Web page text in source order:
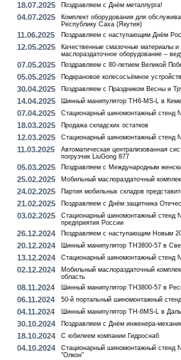
18.07.2025 Поздравляем с Днём металлурга!
04.07.2025
Комплект оборудования для
Республику Саха (Якутия)
11.06.2025 Поздравляем с наступающим Днём
12.05.2025
Качественные смазочные материалы и
маслораздаточное оборудование –
07.05.2025 Поздравляем с 80-летием Великой
05.05.2025 Подкрановое колесосъёмное
30.04.2025 Поздравляем с Праздником Весны и
14.04.2025 Шинный манипулятор TH6-MS-L в
07.04.2025 Стационарный шиномонтажный стенд
18.03.2025 Продажа складских остатков
12.03.2025 Стационарный шиномонтажный стенд
11.03.2025
Автоматическая централизованная
погрузчик LiuGong 877
05.03.2025 Поздравляем с Международным
25.02.2025 Мобильный маслораздаточный
24.02.2025 Партия мобильных складов
21.02.2025 Поздравляем с Днём защитника
03.02.2025
Стационарный шиномонтажный стенд
предприятия России
26.12.2024 Поздравляем с наступающим Новым
20.12.2024 Шинный манипулятор TH3800-57 в
13.12.2024 Стационарный шиномонтажный стенд
02.12.2024
Мобильный маслораздаточный
область
08.11.2024 Шинный манипулятор TH3800-57 в
06.11.2024 50-й портальный шиномонтажный
04.11.2024 Шинный манипулятор TH-6MS-L в
30.10.2024 Поздравляем с Днём инженера-
18.10.2024 С юбилеем компании Гидроснаб
04.10.2024
Стационарный шиномонтажный стенд
"Олкон"